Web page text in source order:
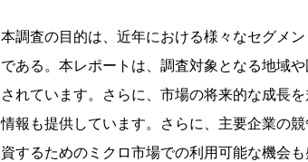
本調査の目的は、近年における様々なセグメ
である。本レポートは、調査対象となる地域
されています。さらに、市場の将来的な成長
情報も提供しています。さらに、主要企業の
資するためのミクロ市場での利用可能な機会も